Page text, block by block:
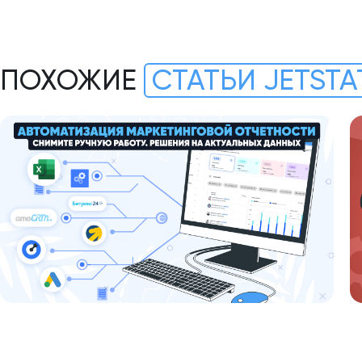
ПОХОЖИЕ СТАТЬИ